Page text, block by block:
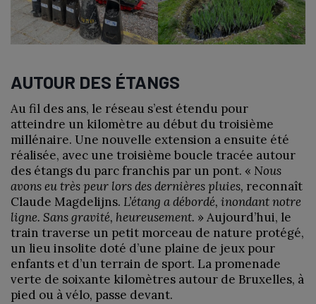
AUTOUR DES ÉTANGS
Au fil des ans, le réseau s’est étendu pour
atteindre un kilomètre au début du troisième
millénaire. Une nouvelle extension a ensuite été
réalisée, avec une troisième boucle tracée autour
des étangs du parc franchis par un pont. « Nous
avons eu très peur lors des dernières pluies, reconnaît
Claude Magdelijns. L’étang a débordé, inondant notre
ligne. Sans gravité, heureusement. » Aujourd’hui, le
train traverse un petit morceau de nature protégé,
un lieu insolite doté d’une plaine de jeux pour
enfants et d’un terrain de sport. La promenade
verte de soixante kilomètres autour de Bruxelles, à
pied ou à vélo, passe devant.